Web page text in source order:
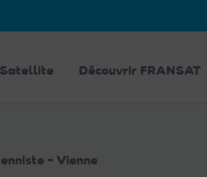
Satellite Découvrir FRANSAT
- Vienne